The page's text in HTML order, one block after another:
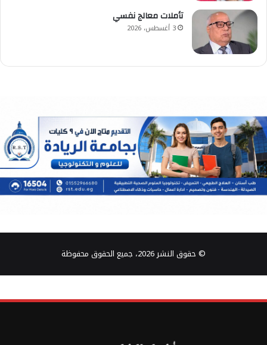
تأملات معالج نفسي
3 أغسطس، 2026
© حقوق النشر 2026، جميع الحقوق محفوظة